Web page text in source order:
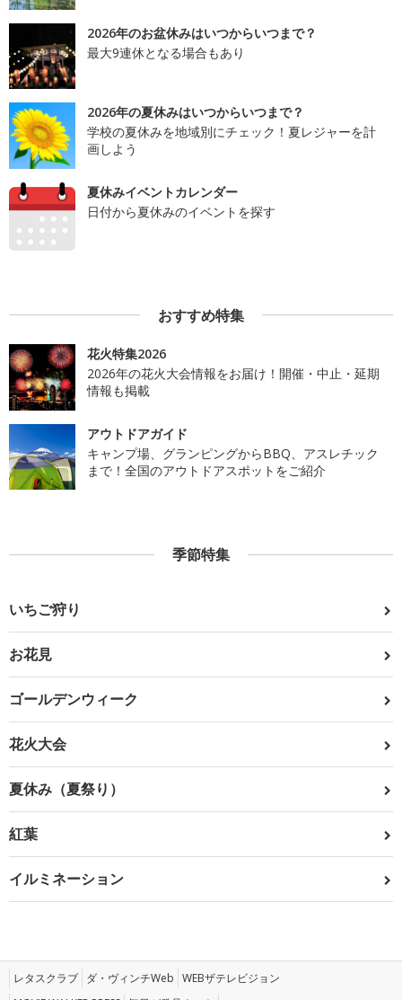
2026年のお盆休みはいつからいつまで？
最大9連休となる場合もあり
2026年の夏休みはいつからいつまで？
学校の夏休みを地域別にチェック！夏レジャーを計
画しよう
夏休みイベントカレンダー
日付から夏休みのイベントを探す
おすすめ特集
花火特集2026
2026年の花火大会情報をお届け！開催・中止・延期
情報も掲載
アウトドアガイド
キャンプ場、グランピングからBBQ、アスレチック
まで！全国のアウトドアスポットをご紹介
季節特集
いちご狩り
お花見
ゴールデンウィーク
花火大会
夏休み（夏祭り）
紅葉
イルミネーション
レタスクラブ ダ・ヴィンチWeb WEBザテレビジョン